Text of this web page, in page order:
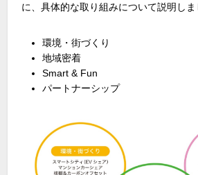
に、具体的な取り組みについて説明しま
環境・街づくり
地域密着
Smart & Fun
パートナーシップ